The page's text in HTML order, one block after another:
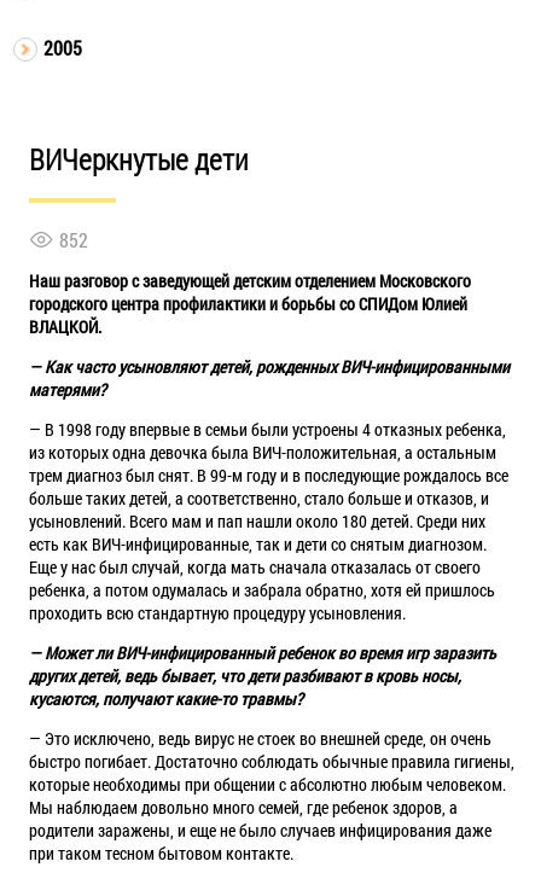
2005
ВИЧеркнутые дети
852
Наш разговор с заведующей детским отделением Московского
городского центра профилактики и борьбы со СПИДом Юлией
ВЛАЦКОЙ.
— Как часто усыновляют детей, рожденных ВИЧ-инфицированными
матерями?
— В 1998 году впервые в семьи были устроены 4 отказных ребенка,
из которых одна девочка была ВИЧ-положительная, а остальным
трем диагноз был снят. В 99-м году и в последующие рождалось все
больше таких детей, а соответственно, стало больше и отказов, и
усыновлений. Всего мам и пап нашли около 180 детей. Среди них
есть как ВИЧ-инфицированные, так и дети со снятым диагнозом.
Еще у нас был случай, когда мать сначала отказалась от своего
ребенка, а потом одумалась и забрала обратно, хотя ей пришлось
проходить всю стандартную процедуру усыновления.
— Может ли ВИЧ-инфицированный ребенок во время игр заразить
других детей, ведь бывает, что дети разбивают в кровь носы,
кусаются, получают какие-то травмы?
— Это исключено, ведь вирус не стоек во внешней среде, он очень
быстро погибает. Достаточно соблюдать обычные правила гигиены,
которые необходимы при общении с абсолютно любым человеком.
Мы наблюдаем довольно много семей, где ребенок здоров, а
родители заражены, и еще не было случаев инфицирования даже
при таком тесном бытовом контакте.